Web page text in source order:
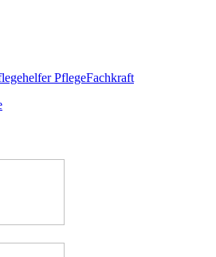
PflegeFachkraft